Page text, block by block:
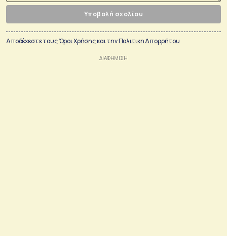
Υποβολή σχολίου
Αποδέχεστε τουςΌροι Χρήσηςκαι τηνΠολιτικη Απορρήτου